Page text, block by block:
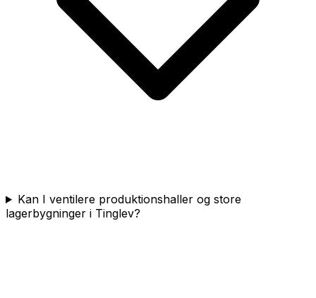
Kan I ventilere produktionshaller og store
lagerbygninger i Tinglev?